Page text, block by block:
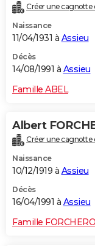
Créer une cagnotte
Naissance
11/04/1931 à Assieu
Décès
14/08/1991 à Assieu
Famille ABEL
Albert
Créer une cagnotte
Naissance
10/12/1919 à Assieu
Décès
16/04/1991 à Assieu
Famille